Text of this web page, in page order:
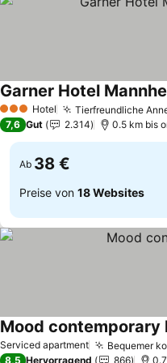
3 SterneHotel Tierfreundliche
Garner Hotel
7,6 Gut 2.314 0.5 km bis
Ab 38 €
Preise von 18 Websites
Serviced apartment Bequemer
Mood contemporary
8,5 Hervorragend 866